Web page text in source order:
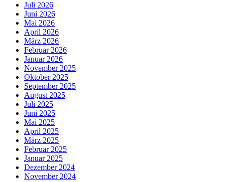
Juli 2026
Juni 2026
Mai 2026
April 2026
März 2026
Februar 2026
Januar 2026
November 2025
Oktober 2025
September 2025
August 2025
Juli 2025
Juni 2025
Mai 2025
April 2025
März 2025
Februar 2025
Januar 2025
Dezember 2024
November 2024